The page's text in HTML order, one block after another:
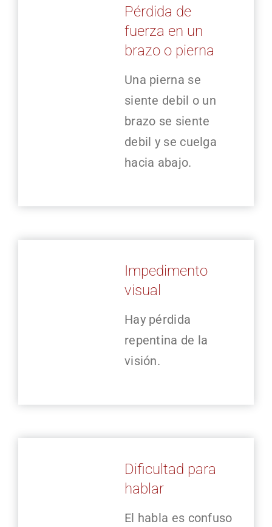
Pérdida de
fuerza en un
brazo o pierna
Una pierna se
siente debil o un
brazo se siente
debil y se cuelga
hacia abajo.
Impedimento
visual
Hay pérdida
repentina de la
visión.
Dificultad para
hablar
El habla es confuso